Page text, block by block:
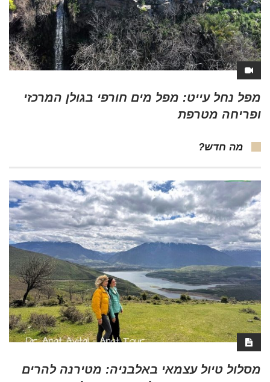
מפל נחל עייט: מפל מים חורפי בגולן המרכזי
ופריחה מטרפת
מה חדש?
מסלול טיול עצמאי באלבניה: מטירנה להרים